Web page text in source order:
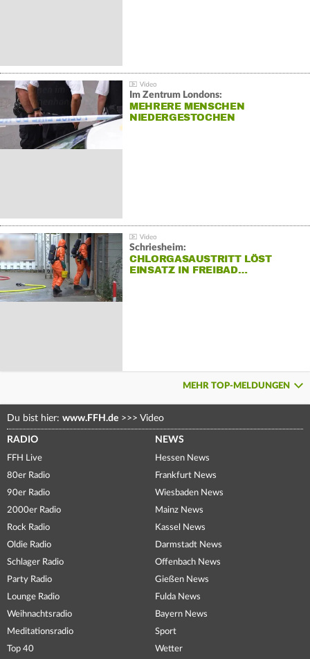
Im Zentrum Londons:
MEHRERE MENSCHEN
NIEDERGESTOCHEN
Schriesheim:
CHLORGASAUSTRITT LÖST
EINSATZ IN FREIBAD…
MEHR TOP-MELDUNGEN
Du bist hier: www.FFH.de >>> Video
RADIO
FFH Live
80er Radio
90er Radio
2000er Radio
Rock Radio
Oldie Radio
Schlager Radio
Party Radio
Lounge Radio
Weihnachtsradio
Meditationsradio
Top 40
NEWS
Hessen News
Frankfurt News
Wiesbaden News
Mainz News
Kassel News
Darmstadt News
Offenbach News
Gießen News
Fulda News
Bayern News
Sport
Wetter